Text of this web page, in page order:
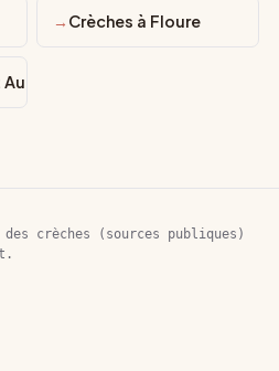
Crèches à Floure
des crèches (sources publiques)